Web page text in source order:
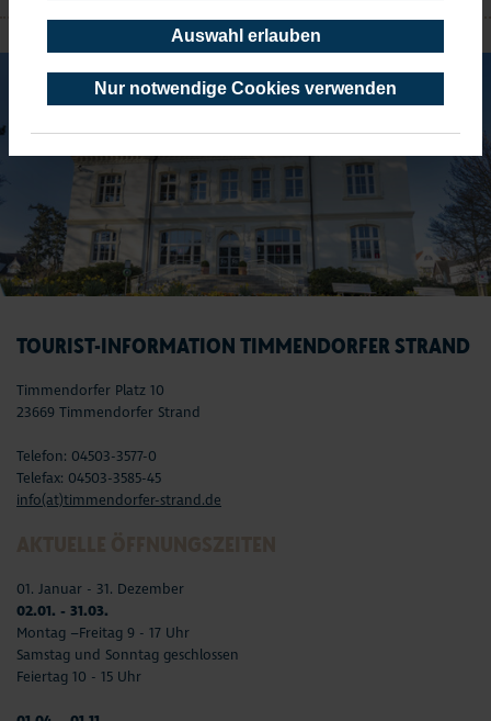
Auswahl erlauben
Nur notwendige Cookies verwenden
TIMMENDORFER STRAND
TOURIST-INFORMATION TIMMENDORFER STRAND
Timmendorfer Platz 10
23669 Timmendorfer Strand
Telefon: 04503-3577-0
Telefax: 04503-3585-45
info(at)timmendorfer-strand.de
01. Januar - 31. Dezember
02.01. - 31.03.
Montag –Freitag 9 - 17 Uhr
Samstag und Sonntag geschlossen
Feiertag 10 - 15 Uhr